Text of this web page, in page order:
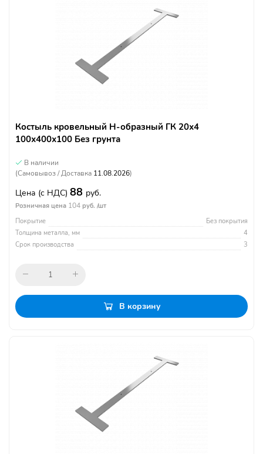
Костыль кровельный Н-образный ГК 20х4
100х400х100 Без грунта
В наличии
(Самовывоз / Доставка 11.08.2026)
Цена (с НДС) 88 руб.
Розничная цена 104 руб. /шт
Покрытие
Без покрытия
Толщина металла, мм
4
Срок производства
3
В корзину